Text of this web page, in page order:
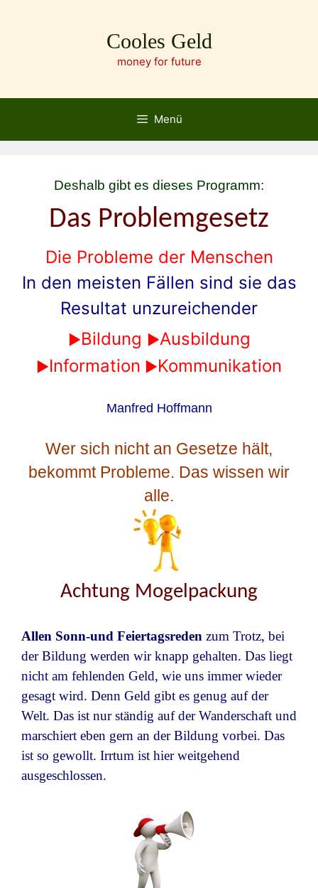
Cooles Geld
money for future
Menü
Deshalb gibt es dieses Programm:
Das Problemgesetz
Die Probleme der Menschen
In den meisten Fällen sind sie das
Resultat unzureichender
►Bildung ►Ausbildung
►Information ►Kommunikation
Manfred Hoffmann
Wer sich nicht an Gesetze hält,
bekommt Probleme. Das wissen wir
alle.
Achtung Mogelpackung
Allen Sonn-und Feiertagsreden zum Trotz, bei
der Bildung werden wir knapp gehalten. Das liegt
nicht am fehlenden Geld, wie uns immer wieder
gesagt wird. Denn Geld gibt es genug auf der
Welt. Das ist nur ständig auf der Wanderschaft und
marschiert eben gern an der Bildung vorbei. Das
ist so gewollt. Irrtum ist hier weitgehend
ausgeschlossen.